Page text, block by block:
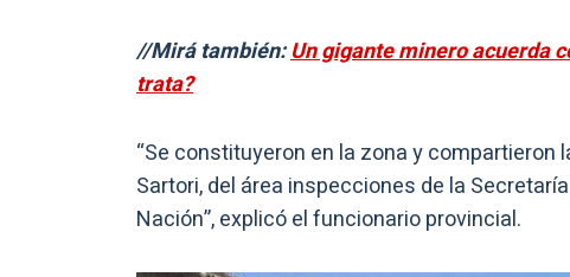
//Mirá también:Un gigante minero acuerda
trata?
“Se constituyeron en la zona y compartieron
Sartori, del área inspecciones de la
Nación”, explicó el funcionario provincial.